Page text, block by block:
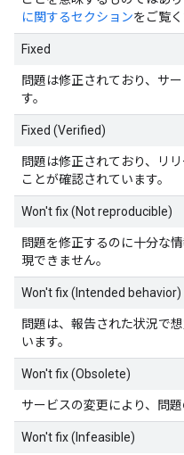
に関するセクションをご覧く
Fixed
問題は修正されており、サ
す。
Fixed (Verified)
問題は修正されており、リ
ことが確認されています。
Won't fix (Not reproducible)
問題を修正するのに十分な
現できません。
Won't fix (Intended behavior)
問題は、報告された状況で
います。
Won't fix (Obsolete)
サービスの変更により、問
Won't fix (Infeasible)